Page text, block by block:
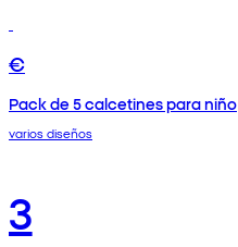
€
Pack de 5 calcetines para niño
varios diseños
3